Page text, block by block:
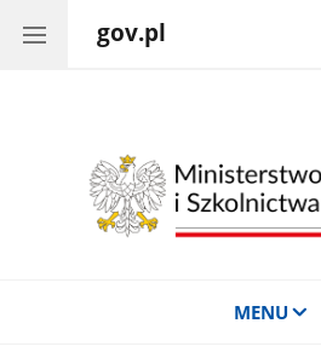
gov.pl
MENU